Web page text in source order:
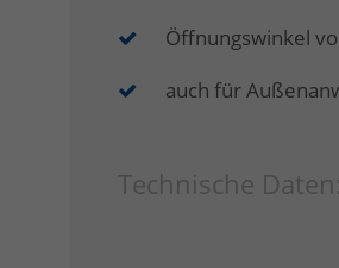
Öffnungswinkel
auch für
Technische Daten: